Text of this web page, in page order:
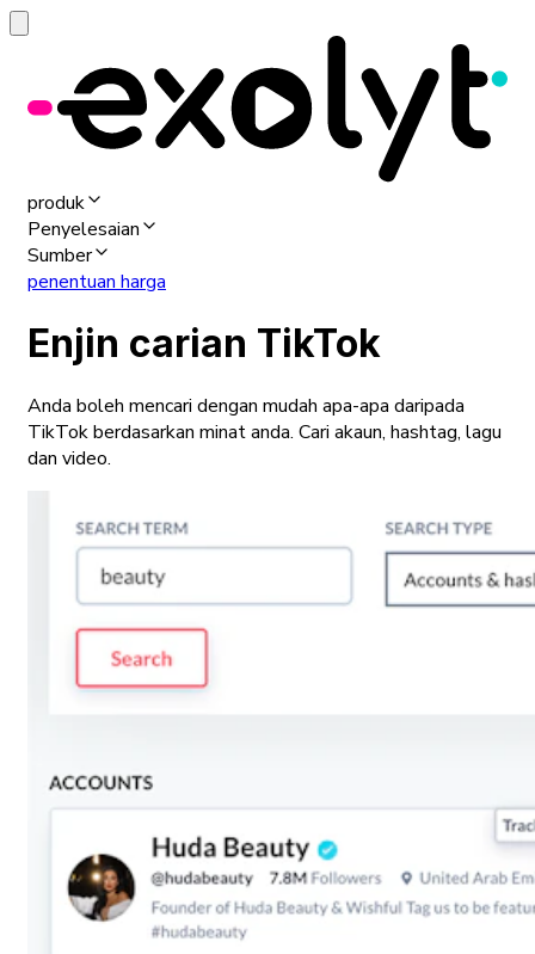
produk
Penyelesaian
Sumber
penentuan harga
Enjin carian TikTok
Anda boleh mencari dengan mudah apa-apa daripada
TikTok berdasarkan minat anda. Cari akaun, hashtag, lagu
dan video.